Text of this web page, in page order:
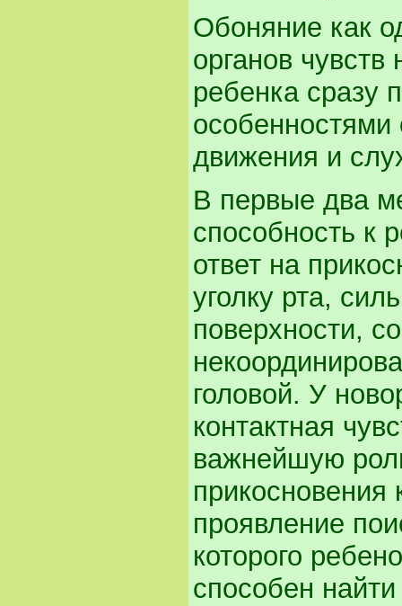
Обоняние как
органов
ребенка сразу
движения и
В первые два
способность к
ответ на
уголку рта,
поверхности,
головой. У
контактная
важнейшую
прикосновения
проявление
которого
способен